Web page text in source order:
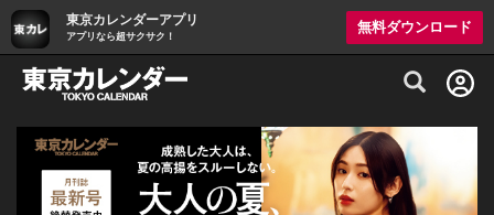
東京カレンダーアプリ
アプリなら超サクサク！
無料ダウンロード
グルメ情報・プレミアムレストラン予約